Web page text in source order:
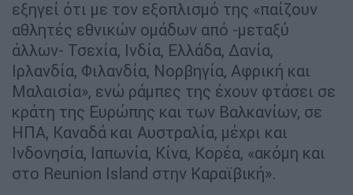
εξηγεί ότι με τον εξοπλισμό της «παίζουν
αθλητές εθνικών ομάδων από -μεταξύ
άλλων- Τσεχία, Ινδία, Ελλάδα, Δανία,
Ιρλανδία, Φιλανδία, Νορβηγία, Αφρική και
Μαλαισία», ενώ ράμπες της έχουν φτάσει σε
κράτη της Ευρώπης και των Βαλκανίων, σε
ΗΠΑ, Καναδά και Αυστραλία, μέχρι και
Ινδονησία, Ιαπωνία, Κίνα, Κορέα, «ακόμη και
στο Reunion Island στην Καραϊβική».